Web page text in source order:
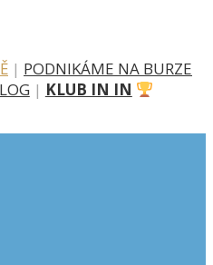
| PODNIKÁME NA BURZE
| KLUB IN IN